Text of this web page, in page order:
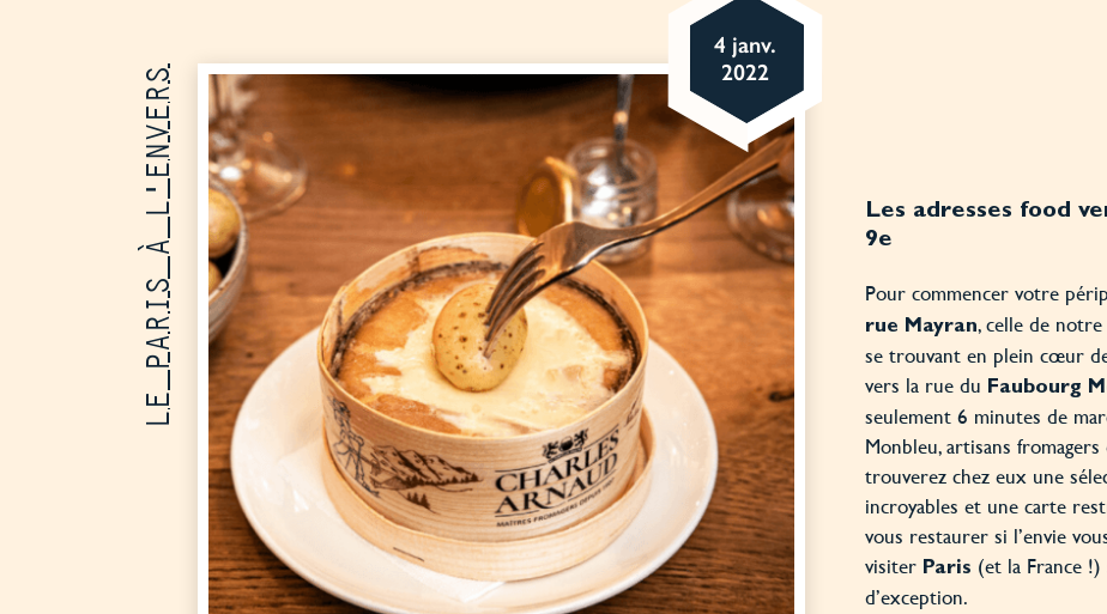
4 janv.
2022
LE PARIS À L'ENVERS
Les adresses food
9e
Pour commencer votre
rue Mayran, celle de
se trouvant en plein cœur
vers la rue du Faubourg
seulement 6 minutes de
Monbleu, artisans
trouverez chez eux une
incroyables et une carte
vous restaurer si l’envie
visiter Paris (et la France !)
d’exception.